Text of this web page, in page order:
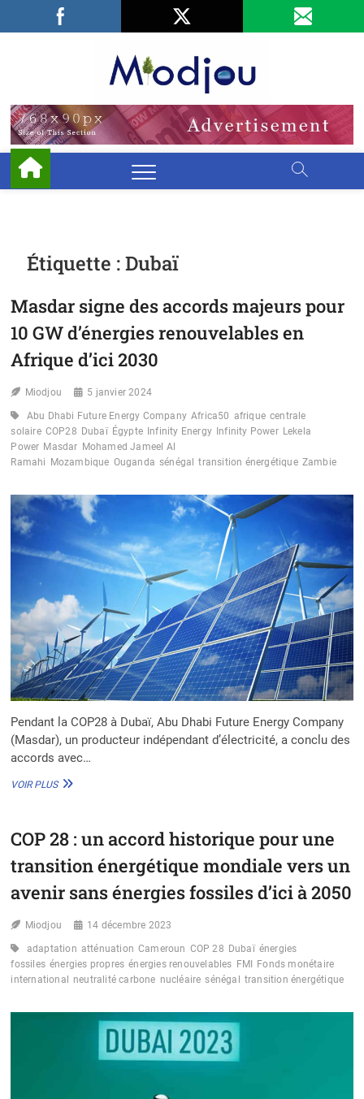
Facebook
LinkedIn
Étiquette :Dubaï
Masdar signe des accords majeurs pour
10 GW d’énergies renouvelables en
Afrique d’ici 2030
Miodjou 5 janvier 2024
Abu Dhabi Future Energy Company Africa50 afrique centrale
solaire COP28 Dubaï Égypte Infinity Energy Infinity Power Lekela
Power Masdar Mohamed Jameel Al
Ramahi
Mozambique Ouganda sénégal transition énergétique Zambie
Pendant la COP28 à Dubaï, Abu Dhabi Future Energy Company
(Masdar), un producteur indépendant d’électricité, a conclu des
accords avec…
VOIR PLUSMASDAR
MAJEURS
10
D’ÉNERGIES
EN
AFRIQUE
2030
COP 28 : un accord historique pour une
transition énergétique mondiale vers un
avenir sans énergies fossiles d’ici à 2050
Miodjou 14 décembre 2023
adaptation atténuation Cameroun COP 28 Dubaï énergies
fossiles énergies propres énergies renouvelables FMI Fonds monétaire
international neutralité carbone nucléaire sénégal transition énergétique